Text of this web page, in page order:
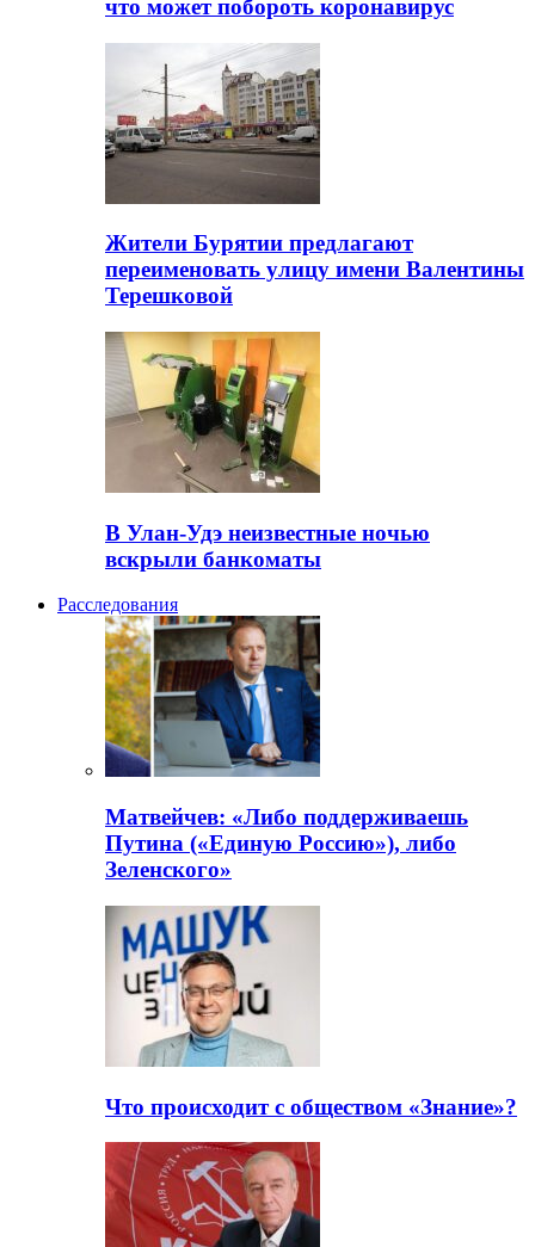
что может побороть коронавирус
Жители Бурятии предлагают
переименовать улицу имени Валентины
Терешковой
В Улан-Удэ неизвестные ночью
вскрыли банкоматы
Расследования
Матвейчев: «Либо поддерживаешь
Путина («Единую Россию»), либо
Зеленского»
Что происходит с обществом «Знание»?